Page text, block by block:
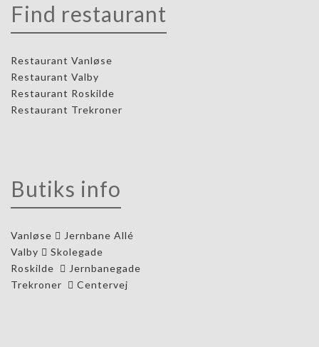
Find restaurant
Restaurant Vanløse
Restaurant Valby
Restaurant Roskilde
Restaurant Trekroner
Butiks info
Vanløse
Jernbane Allé
Valby
Skolegade
Roskilde
Jernbanegade
Trekroner
Centervej